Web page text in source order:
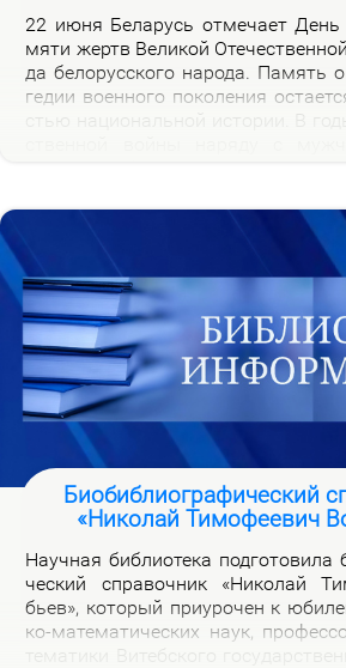
22 июня Бе­ла­русь от­ме­ча­ет
мя­ти жертв Ве­ли­кой
да бе­ло­рус­ско­го на­ро­да. Па­мять
ге­дии во­ен­но­го по­ко­ле­ния
ских от­ря­дах.
Биобиблиографический
«Николай Тимофеевич
На­уч­ная биб­лио­те­ка
че­ский спра­воч­ник «Ни­ко­лай
бьев», ко­то­рый при­уро­чен к
ко-ма­те­ма­ти­че­ских на­ук,